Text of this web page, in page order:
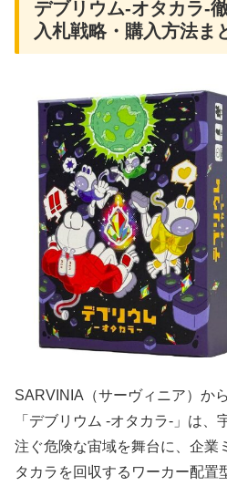
デブリウム‐オタカラ‐
入札戦略・購入方法ま
SARVINIA（サーヴィニア）か
「デブリウム ‐オタカラ‐」は
注ぐ危険な宙域を舞台に、企業
タカラを回収するワーカー配置